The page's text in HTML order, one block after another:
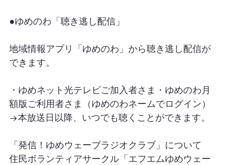
●ゆめのわ「聴き逃し配信」
地域情報アプリ「ゆめのわ」から聴き逃し配信が
できます。
・ゆめネット光テレビご加入者さま・ゆめのわ月
額版ご利用者さま（ゆめのわネームでログイン）
→本放送日以降、いつでも聴くことができます。
「発信！ゆめウェーブラジオクラブ」について
住民ボランティアサークル「エフエムゆめウェー